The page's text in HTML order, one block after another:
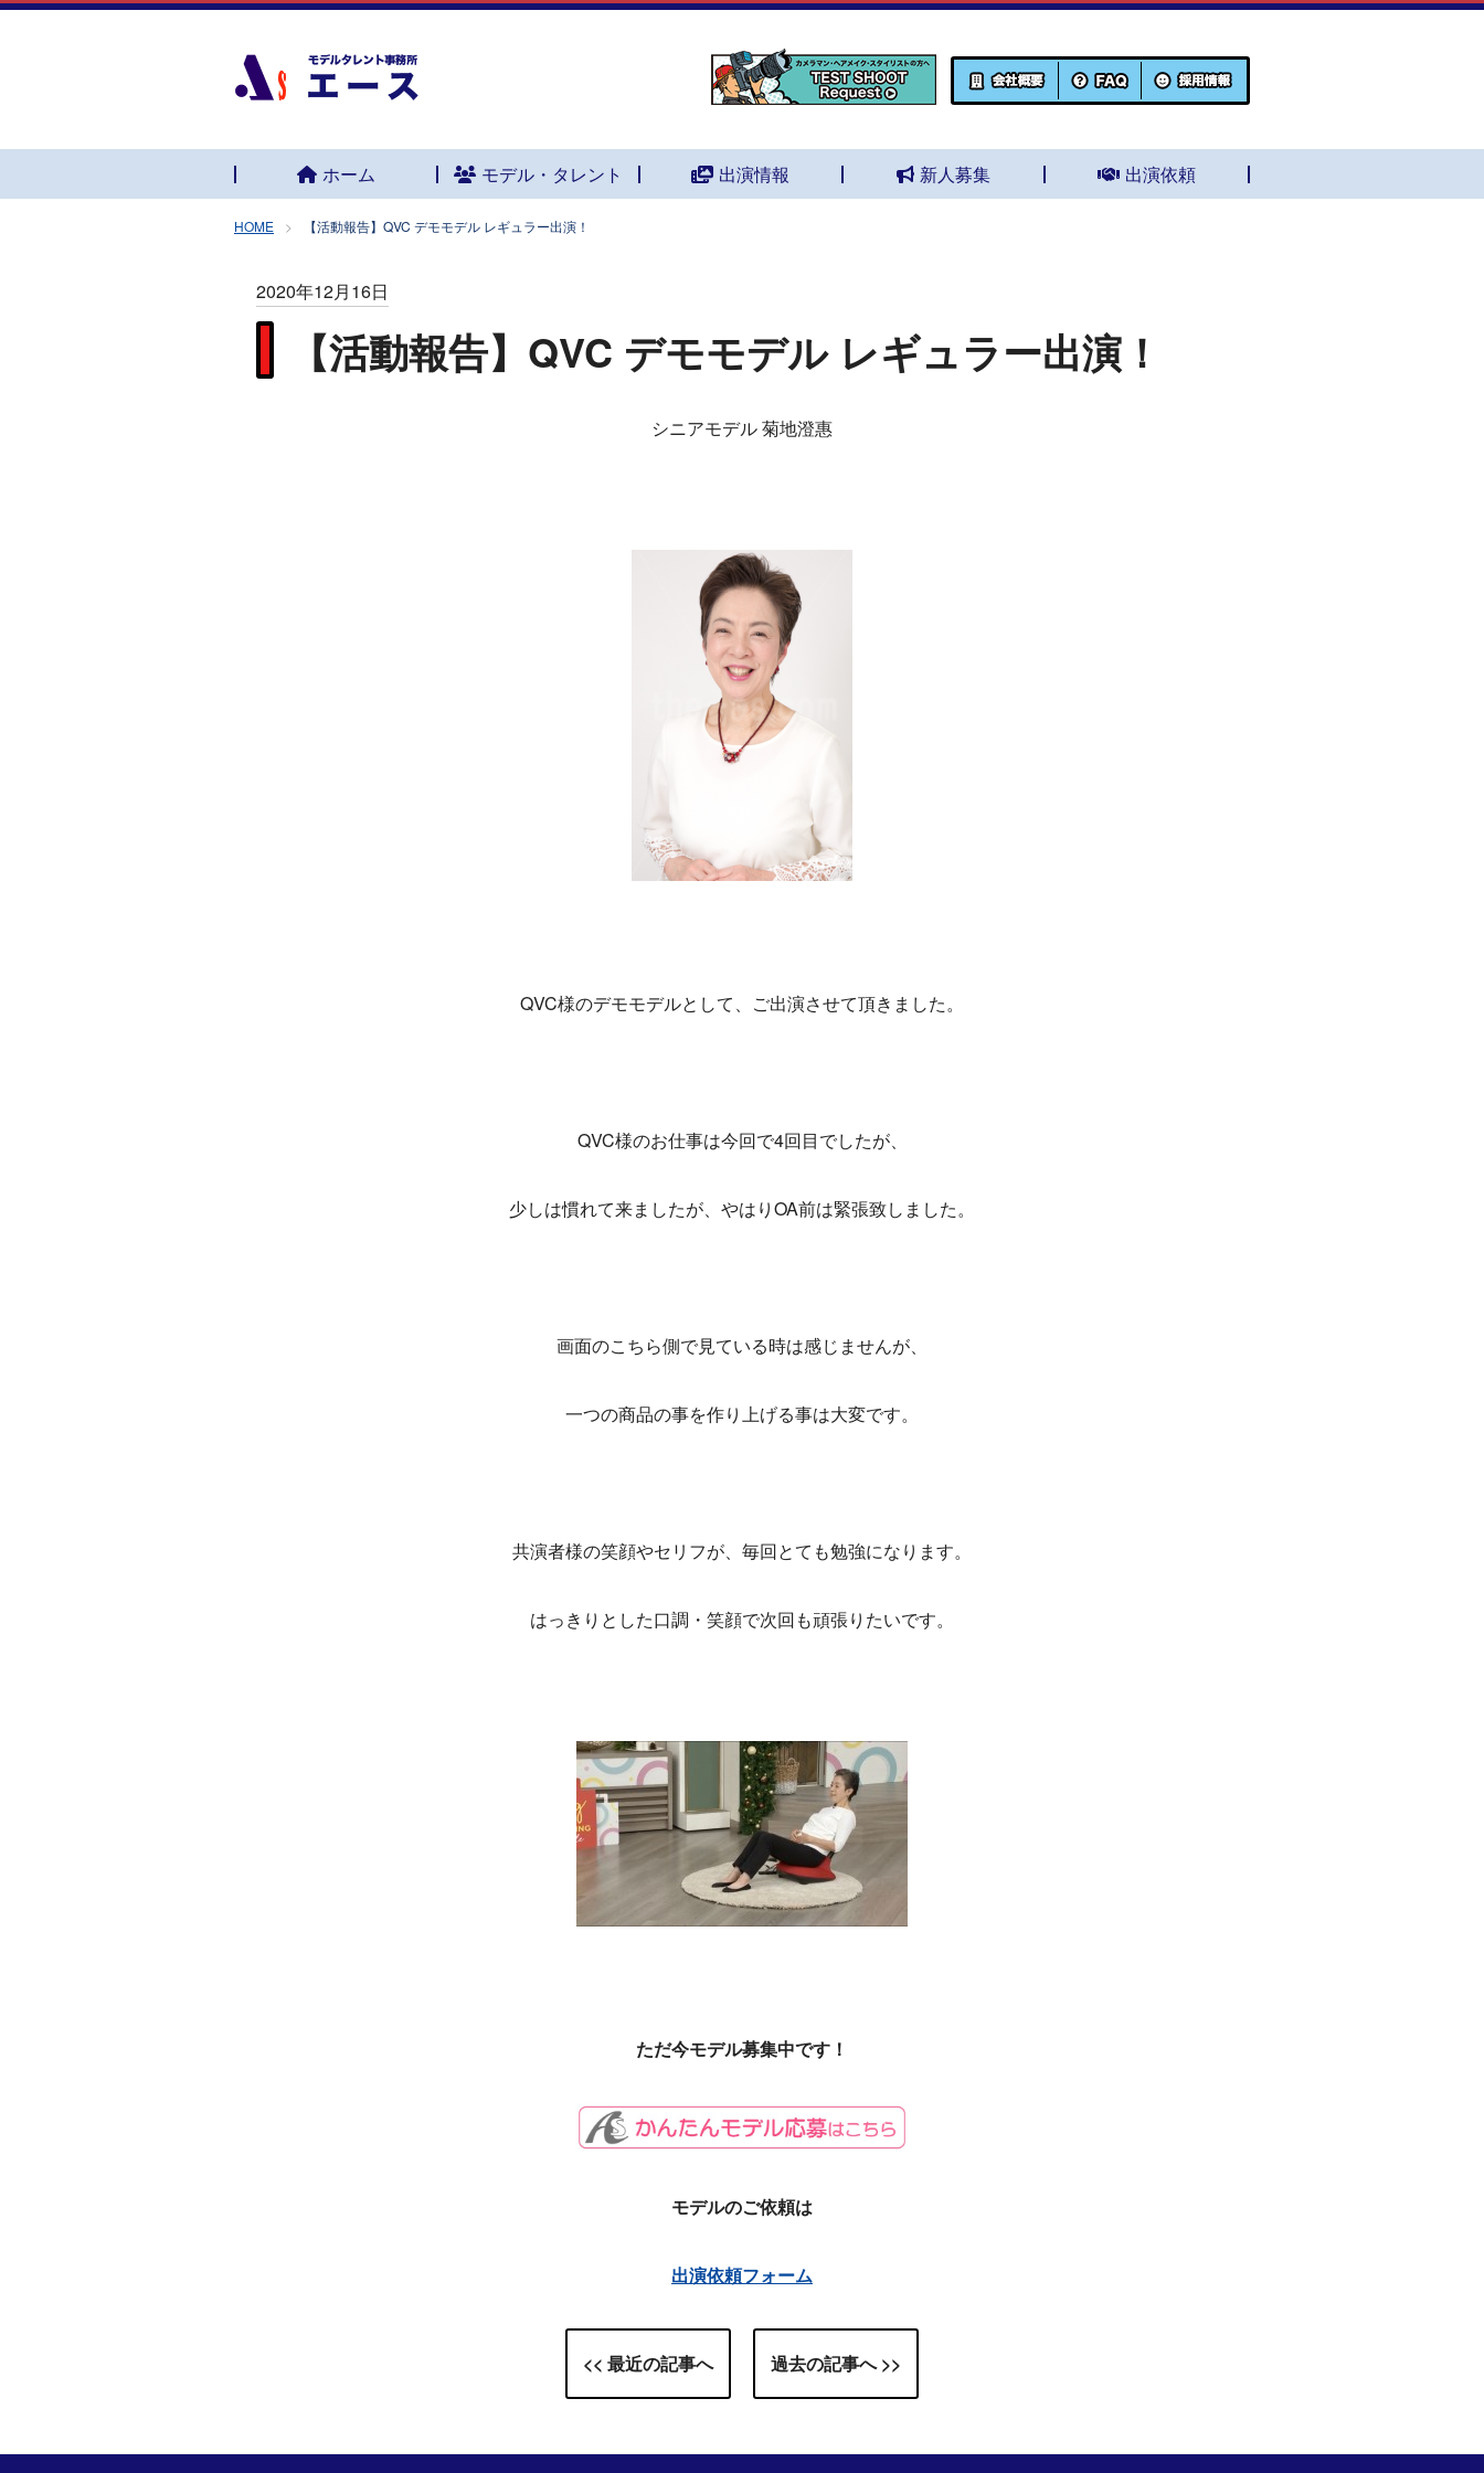
ホーム モデル・タレント 出演情報 新人募集 出演依頼
HOME 【活動報告】QVC デモモデル レギュラー出演！
2020年12月16日
【活動報告】QVC デモモデル レギュラー出演！
シニアモデル 菊地澄惠
QVC様のデモモデルとして、ご出演させて頂きました。
QVC様のお仕事は今回で4回目でしたが、
少しは慣れて来ましたが、やはりOA前は緊張致しました。
画面のこちら側で見ている時は感じませんが、
一つの商品の事を作り上げる事は大変です。
共演者様の笑顔やセリフが、毎回とても勉強になります。
はっきりとした口調・笑顔で次回も頑張りたいです。
ただ今モデル募集中です！
モデルのご依頼は
出演依頼フォーム
<< 最近の記事へ 過去の記事へ >>